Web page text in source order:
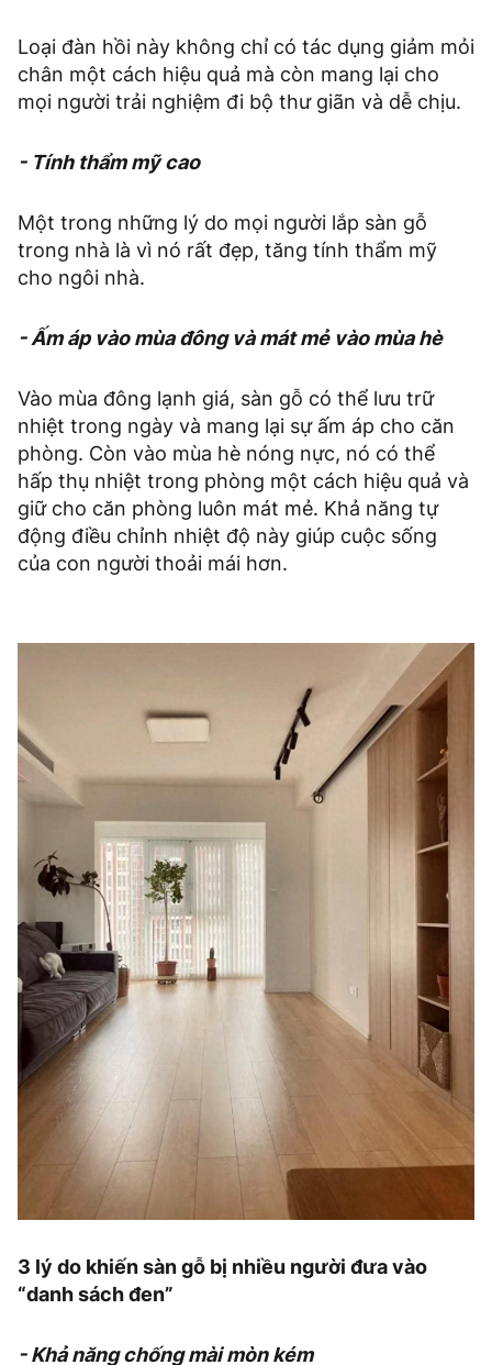
Loại đàn hồi này không chỉ có tác dụng giảm mỏi
chân một cách hiệu quả mà còn mang lại cho
mọi người trải nghiệm đi bộ thư giãn và dễ chịu.
- Tính thẩm mỹ cao
Một trong những lý do mọi người lắp sàn gỗ
trong nhà là vì nó rất đẹp, tăng tính thẩm mỹ
cho ngôi nhà.
- Ấm áp vào mùa đông và mát mẻ vào mùa hè
Vào mùa đông lạnh giá, sàn gỗ có thể lưu trữ
nhiệt trong ngày và mang lại sự ấm áp cho căn
phòng. Còn vào mùa hè nóng nực, nó có thể
hấp thụ nhiệt trong phòng một cách hiệu quả và
giữ cho căn phòng luôn mát mẻ. Khả năng tự
động điều chỉnh nhiệt độ này giúp cuộc sống
của con người thoải mái hơn.
3 lý do khiến sàn gỗ bị nhiều người đưa vào
“danh sách đen”
- Khả năng chống mài mòn kém